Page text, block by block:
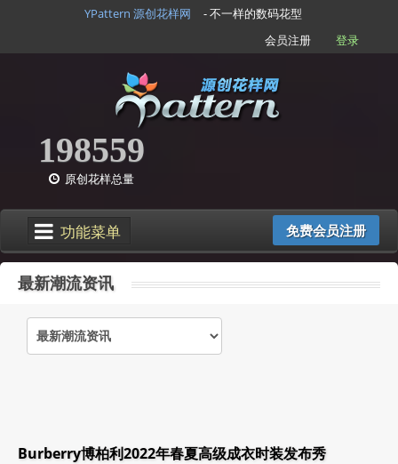
YPattern 源创花样网
- 不一样的数码花型
会员注册
登录
198559
原创花样总量
功能菜单 免费会员注册
最新潮流资讯
Burberry博柏利2022年春夏高级成衣时装发布秀